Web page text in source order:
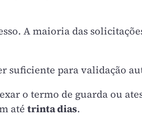
A maioria das
suficiente para validação
o termo de guarda ou
até trinta dias.